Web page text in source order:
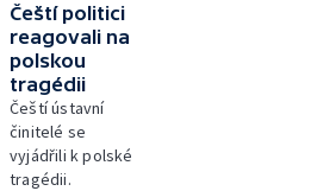
Čeští politici
reagovali na
polskou
tragédii
Čeští ústavní
činitelé se
vyjádřili k polské
tragédii.